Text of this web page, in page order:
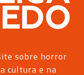
sobre horror
cultura e na